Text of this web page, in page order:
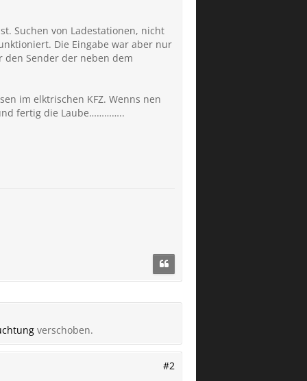
Suchen von Ladestationen, nicht
Die Eingabe war aber nur
Sender der neben dem
im elktrischen KFZ. Wenns nen
fertig die Laube…………..
verschoben.
#2